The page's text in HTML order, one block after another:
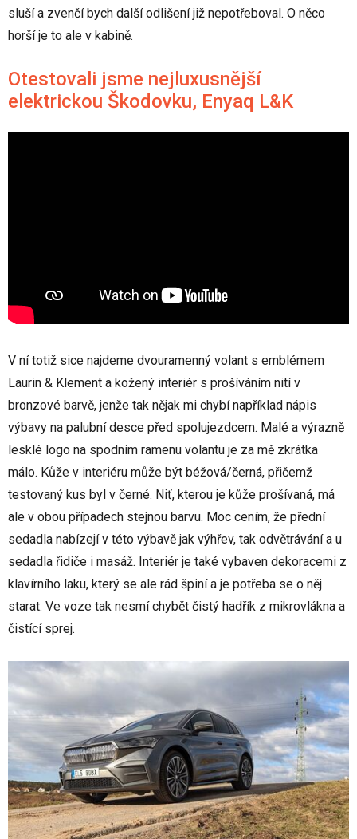
sluší a zvenčí bych další odlišení již nepotřeboval. O něco
horší je to ale v kabině.
Otestovali jsme nejluxusnější
elektrickou Škodovku, Enyaq L&K
V ní totiž sice najdeme dvouramenný volant s emblémem
Laurin & Klement a kožený interiér s prošíváním nití v
bronzové barvě, jenže tak nějak mi chybí například nápis
výbavy na palubní desce před spolujezdcem. Malé a výrazně
lesklé logo na spodním ramenu volantu je za mě zkrátka
málo. Kůže v interiéru může být béžová/černá, přičemž
testovaný kus byl v černé. Niť, kterou je kůže prošívaná, má
ale v obou případech stejnou barvu. Moc cením, že přední
sedadla nabízejí v této výbavě jak výhřev, tak odvětrávání a u
sedadla řidiče i masáž. Interiér je také vybaven dekoracemi z
klavírního laku, který se ale rád špiní a je potřeba se o něj
starat. Ve voze tak nesmí chybět čistý hadřík z mikrovlákna a
čistící sprej.